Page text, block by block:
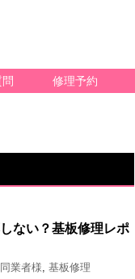
修理予約
ない？基板修理レポ
同業者様, 基板修理